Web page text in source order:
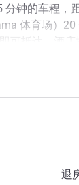
分钟的车程，
体育场）
离米利贝尔乔
我们全新的酒
退